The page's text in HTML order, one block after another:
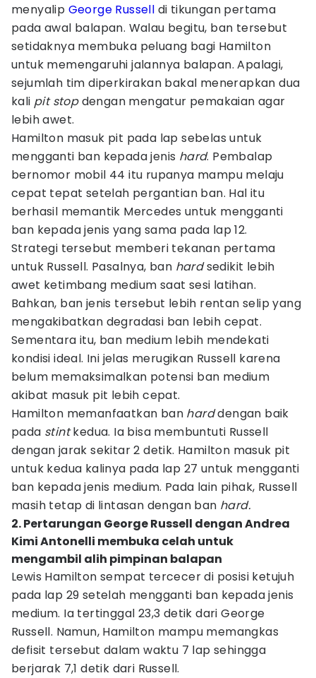
menyalip George Russell di tikungan pertama
pada awal balapan. Walau begitu, ban tersebut
setidaknya membuka peluang bagi Hamilton
untuk memengaruhi jalannya balapan. Apalagi,
sejumlah tim diperkirakan bakal menerapkan dua
kali pit stopdengan mengatur pemakaian agar
lebih awet.
Hamilton masuk pit pada lap sebelas untuk
mengganti ban kepada jenis hard. Pembalap
bernomor mobil 44 itu rupanya mampu melaju
cepat tepat setelah pergantian ban. Hal itu
berhasil memantik Mercedes untuk mengganti
ban kepada jenis yang sama pada lap 12.
Strategi tersebut memberi tekanan pertama
untuk Russell. Pasalnya, ban hardsedikit lebih
awet ketimbang medium saat sesi latihan.
Bahkan, ban jenis tersebut lebih rentan selip yang
mengakibatkan degradasi ban lebih cepat.
Sementara itu, ban medium lebih mendekati
kondisi ideal. Ini jelas merugikan Russell karena
belum memaksimalkan potensi ban medium
akibat masuk pit lebih cepat.
Hamilton memanfaatkan ban harddengan baik
pada stintkedua. Ia bisa membuntuti Russell
dengan jarak sekitar 2 detik. Hamilton masuk pit
untuk kedua kalinya pada lap 27 untuk mengganti
ban kepada jenis medium. Pada lain pihak, Russell
masih tetap di lintasan dengan ban hard.
2. Pertarungan George Russell dengan Andrea
Kimi Antonelli membuka celah untuk
mengambil alih pimpinan balapan
Lewis Hamilton sempat tercecer di posisi ketujuh
pada lap 29 setelah mengganti ban kepada jenis
medium. Ia tertinggal 23,3 detik dari George
Russell. Namun, Hamilton mampu memangkas
defisit tersebut dalam waktu 7 lap sehingga
berjarak 7,1 detik dari Russell.